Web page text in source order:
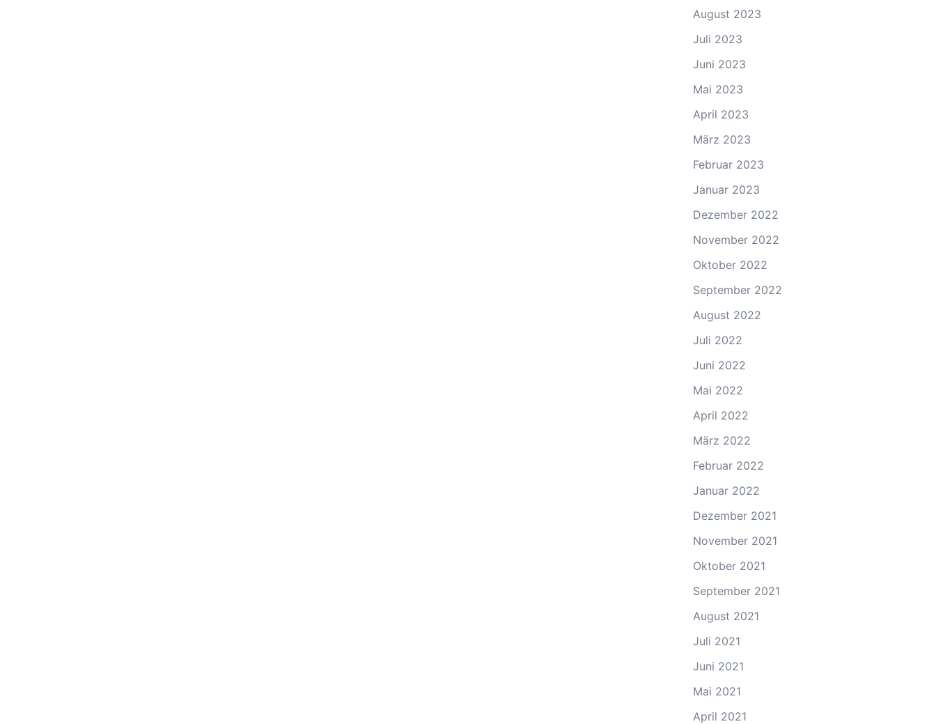
August 2023
Juli 2023
Juni 2023
Mai 2023
April 2023
März 2023
Februar 2023
Januar 2023
Dezember 2022
November 2022
Oktober 2022
September 2022
August 2022
Juli 2022
Juni 2022
Mai 2022
April 2022
März 2022
Februar 2022
Januar 2022
Dezember 2021
November 2021
Oktober 2021
September 2021
August 2021
Juli 2021
Juni 2021
Mai 2021
April 2021